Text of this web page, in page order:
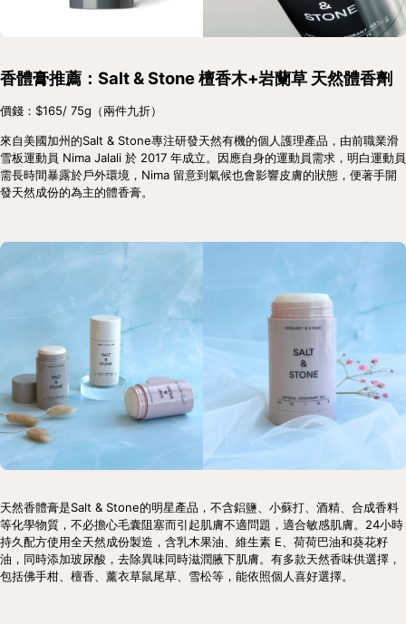
香體膏推薦：Salt & Stone 檀香木+岩蘭草 天然體香劑
價錢：$165/ 75g（兩件九折）
來自美國加州的Salt & Stone專注研發天然有機的個人護理產品，由前職業滑
雪板運動員 Nima Jalali 於 2017 年成立。因應自身的運動員需求，明白運動員
需長時間暴露於戶外環境，Nima 留意到氣候也會影響皮膚的狀態，便著手開
發天然成份的為主的體香膏。
天然香體膏是Salt & Stone的明星產品，不含鋁鹽、小蘇打、酒精、合成香料
等化學物質，不必擔心毛囊阻塞而引起肌膚不適問題，適合敏感肌膚。24小時
持久配方使用全天然成份製造，含乳木果油、維生素 E、荷荷巴油和葵花籽
油，同時添加玻尿酸，去除異味同時滋潤腋下肌膚。有多款天然香味供選擇，
包括佛手柑、檀香、薰衣草鼠尾草、雪松等，能依照個人喜好選擇。